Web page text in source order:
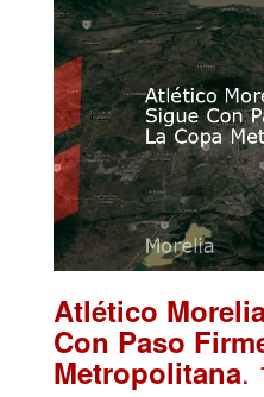
Atlético
Con Paso
Metropolitana.